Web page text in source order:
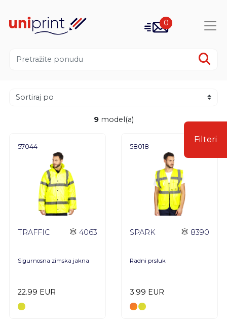
0
Filteri
9 model(a)
57044
TRAFFIC 4063
Sigurnosna zimska jakna
22.99 EUR
58018
SPARK 8390
Radni prsluk
3.99 EUR